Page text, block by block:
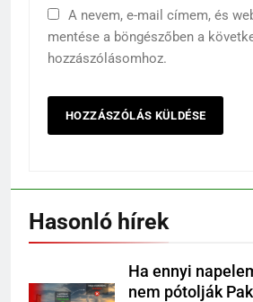
A nevem, e-mail címem, és
mentése a böngészőben a
hozzászólásomhoz.
Hasonló hírek
Ha ennyi
nem pótolják